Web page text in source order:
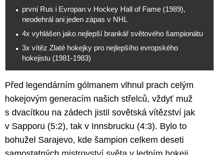
první Rus i Evropan v Hockey Hall of Fame (1989),
neodehrál ani jeden zápas v NHL
4x vyhlášen jako nejlepší brankář světového šampionátu
3x vítěz Zlaté hokejky pro nejlepšího evropského
hokejistu (1981-1983)
Před legendárním gólmanem vlhnul prach celým
hokejovým generacím našich střelců, vždyť muž
s dvacítkou na zádech jistil sovětská vítězství jak
v Sapporu (5:2), tak v Innsbrucku (4:3). Bylo to
bohužel Sarajevo, kde šampion celkem deseti